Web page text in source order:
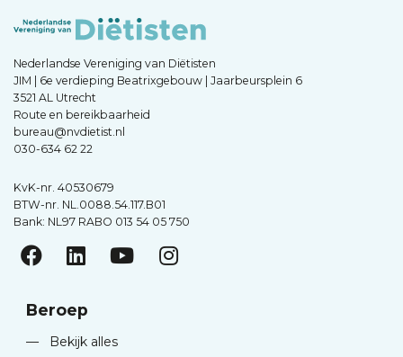
Nederlandse Vereniging van Diëtisten
JIM | 6e verdieping Beatrixgebouw | Jaarbeursplein 6
3521 AL Utrecht
Route en bereikbaarheid
bureau@nvdietist.nl
030-634 62 22
KvK-nr. 40530679
BTW-nr. NL.0088.54.117.B01
Bank: NL97 RABO 013 54 05 750
Beroep
—
Bekijk alles